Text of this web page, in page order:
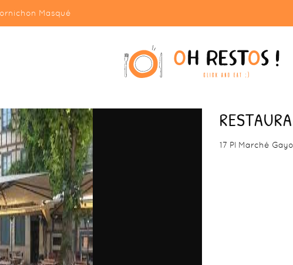
Masqué
17 Pl Marché